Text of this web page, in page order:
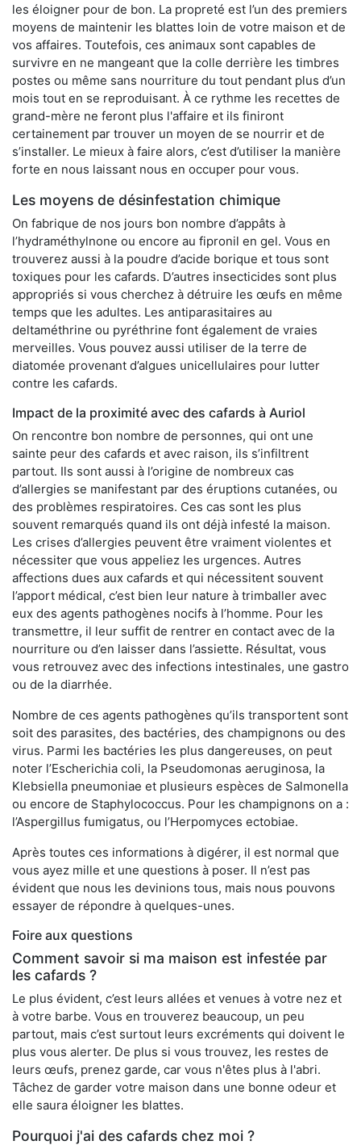
les éloigner pour de bon. La propreté est l’un des premiers
moyens de maintenir les blattes loin de votre maison et de
vos affaires. Toutefois, ces animaux sont capables de
survivre en ne mangeant que la colle derrière les timbres
postes ou même sans nourriture du tout pendant plus d’un
mois tout en se reproduisant. À ce rythme les recettes de
grand-mère ne feront plus l'affaire et ils finiront
certainement par trouver un moyen de se nourrir et de
s’installer. Le mieux à faire alors, c’est d’utiliser la manière
forte en nous laissant nous en occuper pour vous.
Les moyens de désinfestation chimique
On fabrique de nos jours bon nombre d’appâts à
l’hydraméthylnone ou encore au fipronil en gel. Vous en
trouverez aussi à la poudre d’acide borique et tous sont
toxiques pour les cafards. D’autres insecticides sont plus
appropriés si vous cherchez à détruire les œufs en même
temps que les adultes. Les antiparasitaires au
deltaméthrine ou pyréthrine font également de vraies
merveilles. Vous pouvez aussi utiliser de la terre de
diatomée provenant d’algues unicellulaires pour lutter
contre les cafards.
Impact de la proximité avec des cafards à Auriol
On rencontre bon nombre de personnes, qui ont une
sainte peur des cafards et avec raison, ils s’infiltrent
partout. Ils sont aussi à l’origine de nombreux cas
d’allergies se manifestant par des éruptions cutanées, ou
des problèmes respiratoires. Ces cas sont les plus
souvent remarqués quand ils ont déjà infesté la maison.
Les crises d’allergies peuvent être vraiment violentes et
nécessiter que vous appeliez les urgences. Autres
affections dues aux cafards et qui nécessitent souvent
l’apport médical, c’est bien leur nature à trimballer avec
eux des agents pathogènes nocifs à l’homme. Pour les
transmettre, il leur suffit de rentrer en contact avec de la
nourriture ou d’en laisser dans l’assiette. Résultat, vous
vous retrouvez avec des infections intestinales, une gastro
ou de la diarrhée.
Nombre de ces agents pathogènes qu’ils transportent sont
soit des parasites, des bactéries, des champignons ou des
virus. Parmi les bactéries les plus dangereuses, on peut
noter l’Escherichia coli, la Pseudomonas aeruginosa, la
Klebsiella pneumoniae et plusieurs espèces de Salmonella
ou encore de Staphylococcus. Pour les champignons on a :
l’Aspergillus fumigatus, ou l’Herpomyces ectobiae.
Après toutes ces informations à digérer, il est normal que
vous ayez mille et une questions à poser. Il n’est pas
évident que nous les devinions tous, mais nous pouvons
essayer de répondre à quelques-unes.
Foire aux questions
Comment savoir si ma maison est infestée par
les cafards ?
Le plus évident, c’est leurs allées et venues à votre nez et
à votre barbe. Vous en trouverez beaucoup, un peu
partout, mais c’est surtout leurs excréments qui doivent le
plus vous alerter. De plus si vous trouvez, les restes de
leurs œufs, prenez garde, car vous n'êtes plus à l'abri.
Tâchez de garder votre maison dans une bonne odeur et
elle saura éloigner les blattes.
Pourquoi j'ai des cafards chez moi ?